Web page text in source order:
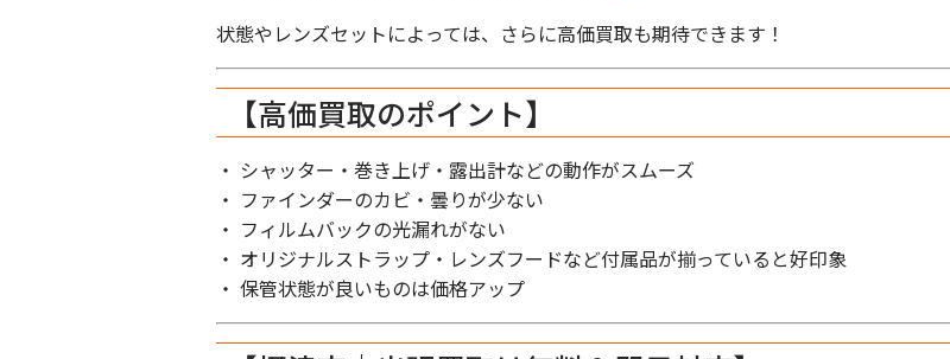
状態やレンズセットによっては、さらに高価買取も期待できます！
【高価買取のポイント】
・ シャッター・巻き上げ・露出計などの動作がスムーズ
・ ファインダーのカビ・曇りが少ない
・ フィルムバックの光漏れがない
・ オリジナルストラップ・レンズフードなど付属品が揃っていると好印象
・ 保管状態が良いものは価格アップ